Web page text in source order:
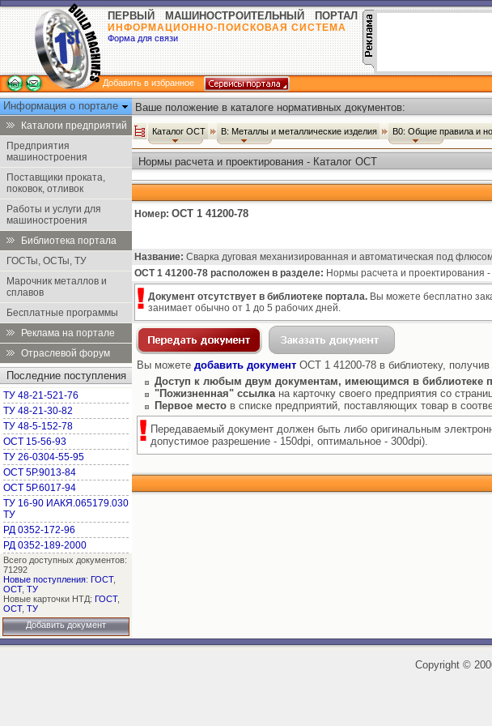
ПЕРВЫЙ МАШИНОСТРОИТЕЛЬНЫЙ ПОРТАЛ
ИНФОРМАЦИОННО-ПОИСКОВАЯ СИСТЕМА
Форма для связи
Добавить в избранное
Информация о портале
Каталоги предприятий
Предприятия
машиностроения
Поставщики проката,
поковок, отливок
Работы и услуги для
машиностроения
Библиотека портала
ГОСТы, ОСТы, ТУ
Марочник металлов и
сплавов
Бесплатные программы
Реклама на портале
Отраслевой форум
Последние поступления
ТУ 48-21-521-76
ТУ 48-21-30-82
ТУ 48-5-152-78
ОСТ 15-56-93
ТУ 26-0304-55-95
ОСТ 5Р.9013-84
ОСТ 5Р.6017-94
ТУ 16-90 ИАКЯ.065179.030
ТУ
РД 0352-172-96
РД 0352-189-2000
Всего доступных документов:
71292
Новые поступления: ГОСТ,
ОСТ, ТУ
Новые карточки НТД: ГОСТ,
ОСТ, ТУ
Добавить документ
Ваше положение в каталоге нормативных документов:
Каталог ОСТ В: Металлы и металлические изделия В0: Общие правила и
Нормы расчета и проектирования - Каталог ОСТ
Номер: ОСТ 1 41200-78
Название: Сварка дуговая механизированная и автоматическая под
ОСТ 1 41200-78 расположен в разделе: Нормы расчета и проектирования
Документ отсутствует в библиотеке портала. Вы можете бесплатно
занимает обычно от 1 до 5 рабочих дней.
Вы можете добавить документ ОСТ 1 41200-78 в библиотеку,
Доступ к любым двум документам, имеющимся в библиотеке
"Пожизненная" ссылкана карточку своего предприятия со
Первое место в списке предприятий, поставляющих товар в
Передаваемый документ должен быть либо оригинальным
допустимое разрешение - 150dpi, оптимальное - 300dpi).
Copyright ©